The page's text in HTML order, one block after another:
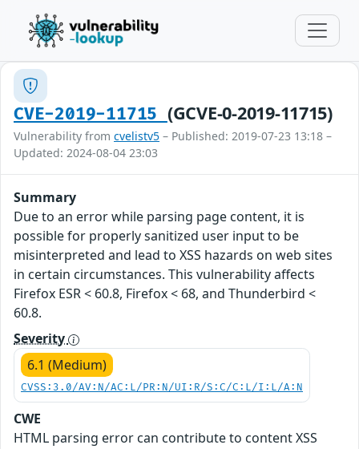
CVE-2019-11715 (GCVE-0-2019-11715)
Vulnerability from cvelistv5 – Published: 2019-07-23 13:18 –
Updated: 2024-08-04 23:03
Summary
Due to an error while parsing page content, it is
possible for properly sanitized user input to be
misinterpreted and lead to XSS hazards on web sites
in certain circumstances. This vulnerability affects
Firefox ESR < 60.8, Firefox < 68, and Thunderbird <
60.8.
Severity
6.1 (Medium)
CVSS:3.0/AV:N/AC:L/PR:N/UI:R/S:C/C:L/I:L/A:N
CWE
HTML parsing error can contribute to content XSS